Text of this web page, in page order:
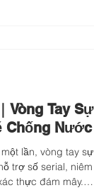
Vòng Tay Sự
Chống Nước
lần, vòng tay sự
trợ số serial, niêm
thực đám mây.